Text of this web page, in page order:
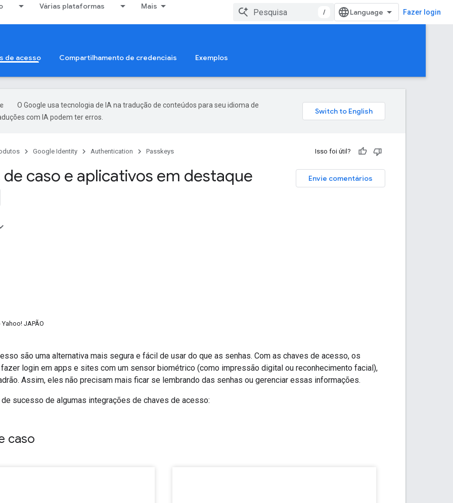
Várias plataformas Mais
/ Fazer login
de acesso Compartilhamento de credenciais Exemplos
O Google usa tecnologia de IA na tradução de conteúdos para seu idioma de
com IA podem ter erros.
Google Identity Authentication Passkeys Isso foi útil?
Envie comentários
de caso e aplicativos em destaque
Yahoo! JAPÃO
são uma alternativa mais segura e fácil de usar do que as senhas. Com as chaves de acesso, os
fazer login em apps e sites com um sensor biométrico (como impressão digital ou reconhecimento facial),
Assim, eles não precisam mais ficar se lembrando das senhas ou gerenciar essas informações.
de sucesso de algumas integrações de chaves de acesso:
caso